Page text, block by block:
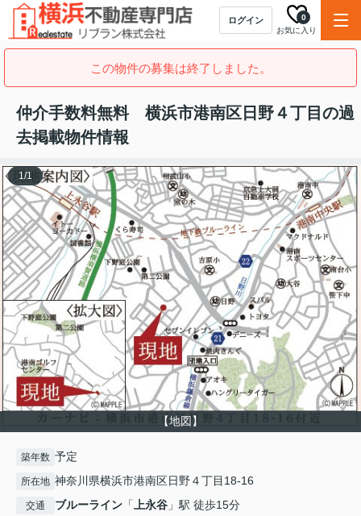
ログイン
お気に入り
0
この物件の募集は終了しました。
仲介手数料無料 横浜市港南区日野４丁目の過
去掲載物件情報
【地図】
1/1
築年数 予定
所在地 神奈川県横浜市港南区日野４丁目18-16
交通 ブルーライン 「上永谷 」駅 徒歩15分